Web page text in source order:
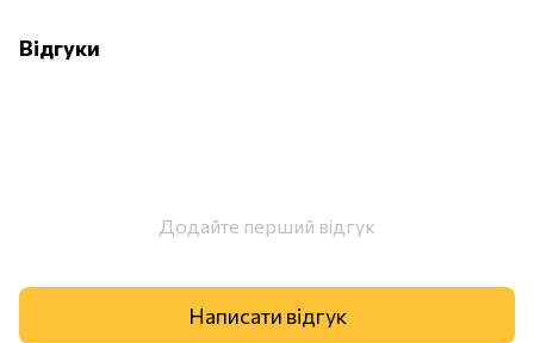
Відгуки
Додайте перший відгук
Написати відгук